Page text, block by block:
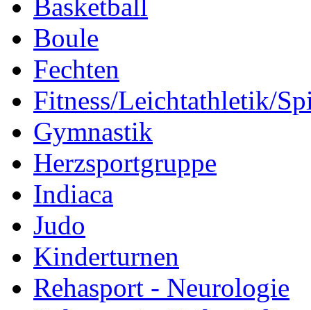
Basketball
Boule
Fechten
Fitness/Leichtathletik/
Gymnastik
Herzsportgruppe
Indiaca
Judo
Kinderturnen
Rehasport - Neurologie